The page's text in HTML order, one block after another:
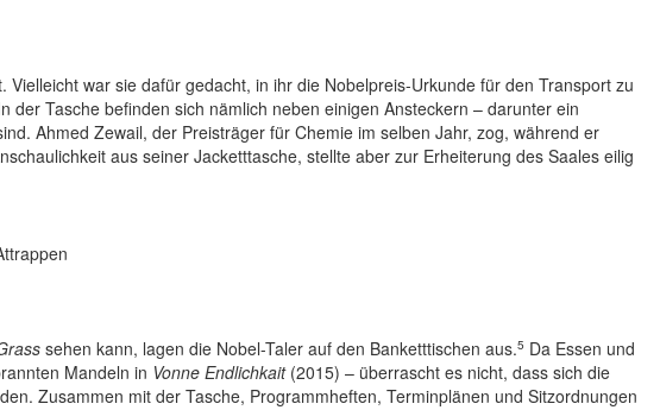
war sie dafür gedacht, in ihr die Nobelpreis-Urkunde für den Transport zu
Tasche befinden sich nämlich neben einigen Ansteckern – darunter ein
Ahmed Zewail, der Preisträger für Chemie im selben Jahr, zog, während er
aus seiner Jacketttasche, stellte aber zur Erheiterung des Saales eilig
sehen kann, lagen die Nobel-Taler auf den Banketttischen aus.5 Da Essen und
Mandeln in Vonne Endlichkait(2015) – überrascht es nicht, dass sich die
Zusammen mit der Tasche, Programmheften, Terminplänen und Sitzordnungen